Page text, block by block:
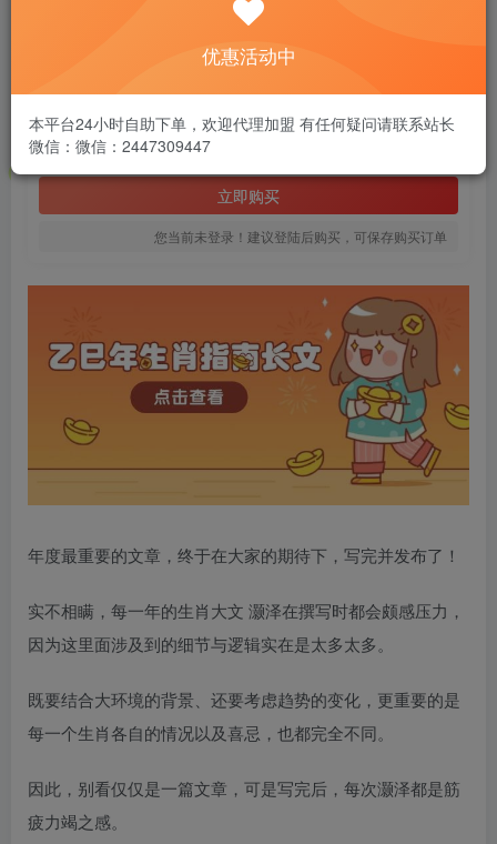
此内容为付费阅读，请付费后查看
￥1.99
黄金会员免费
立即购买
您当前未登录！建议登陆后购买，可保存购买订单
年度最重要的文章，终于在大家的期待下，写完并发布了！
实不相瞒，每一年的生肖大文 灏泽在撰写时都会颇感压力，
因为这里面涉及到的细节与逻辑实在是太多太多。
既要结合大环境的背景、还要考虑趋势的变化，更重要的是
每一个生肖各自的情况以及喜忌，也都完全不同。
因此，别看仅仅是一篇文章，可是写完后，每次灏泽都是筋
疲力竭之感。
优惠活动中
本平台24小时自助下单，欢迎代理加盟 有任何疑问请联系站长
微信：微信：2447309447